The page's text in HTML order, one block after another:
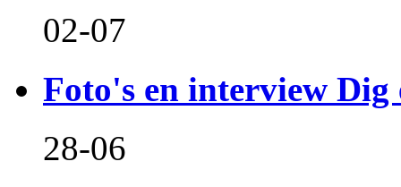
02-07
Foto's en interview Dig
28-06